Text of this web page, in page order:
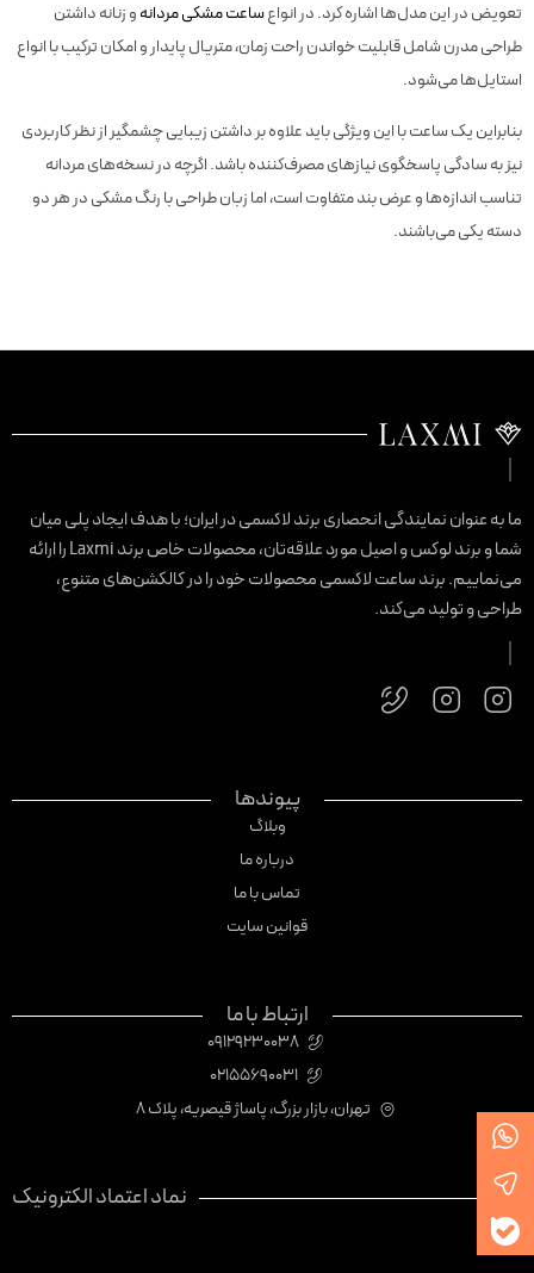
تعویض در این مدل‌ها اشاره کرد. در انواعساعت مشکی مردانهو زنانه داشتن
طراحی مدرن شامل قابلیت خواندن راحت زمان، متریال پایدار و امکان ترکیب با انواع
استایل‌ها می‌شود.
بنابراین یک ساعت با این ویژگی باید علاوه بر داشتن زیبایی چشمگیر از نظر کاربردی
نیز به سادگی پاسخگوی نیازهای مصرف‌کننده باشد. اگرچه در نسخه‌های مردانه
تناسب اندازه‌ها و عرض بند متفاوت است، اما زبان طراحی با رنگ مشکی در هر دو
دسته یکی می‌باشند.
ما به عنوان نمایندگی انحصاری برند لاکسمی در ایران؛ با هدف ایجاد پلی میان
شما و برند لوکس و اصیل مورد علاقه‌تان، محصولات خاص برند Laxmi را ارائه
می‌نماییم. برند ساعت لاکسمی محصولات خود را در کالکشن‌های متنوع،
طراحی و تولید می‌کند.
پیوندها
وبلاگ
درباره ما
تماس با ما
قوانین سایت
ارتباط با ما
09129230038
02155690031
تهران، بازار بزرگ، پاساژ قیصریه، پلاک 8
نماد اعتماد الکترونیک